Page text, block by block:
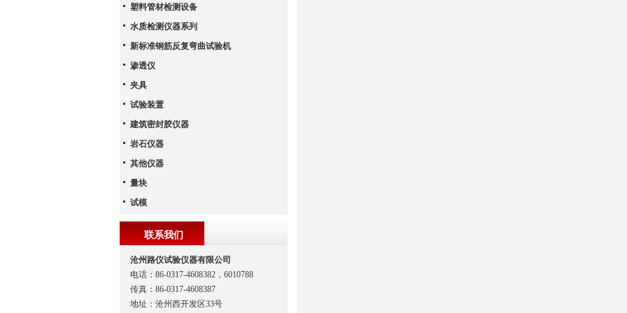
塑料管材检测设备
水质检测仪器系列
新标准钢筋反复弯曲试验机
渗透仪
夹具
试验装置
建筑密封胶仪器
岩石仪器
其他仪器
量块
试模
联系我们
沧州路仪试验仪器有限公司
电话：86-0317-4608382，6010788
传真：86-0317-4608387
地址：沧州西开发区33号